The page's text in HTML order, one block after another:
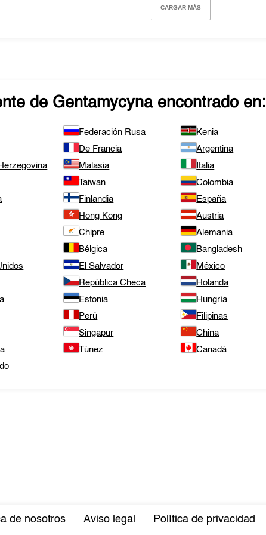
CARGAR MÁS
de Gentamycynaencontrado en:
Federación Rusa Kenia
De Francia Argentina
Malasia Italia
Taiwan Colombia
Finlandia España
Hong Kong Austria
Chipre Alemania
Bélgica Bangladesh
El Salvador México
República Checa Holanda
Estonia Hungría
Perú Filipinas
Singapur China
Túnez Canadá
de nosotros Aviso legal Política de privacidad